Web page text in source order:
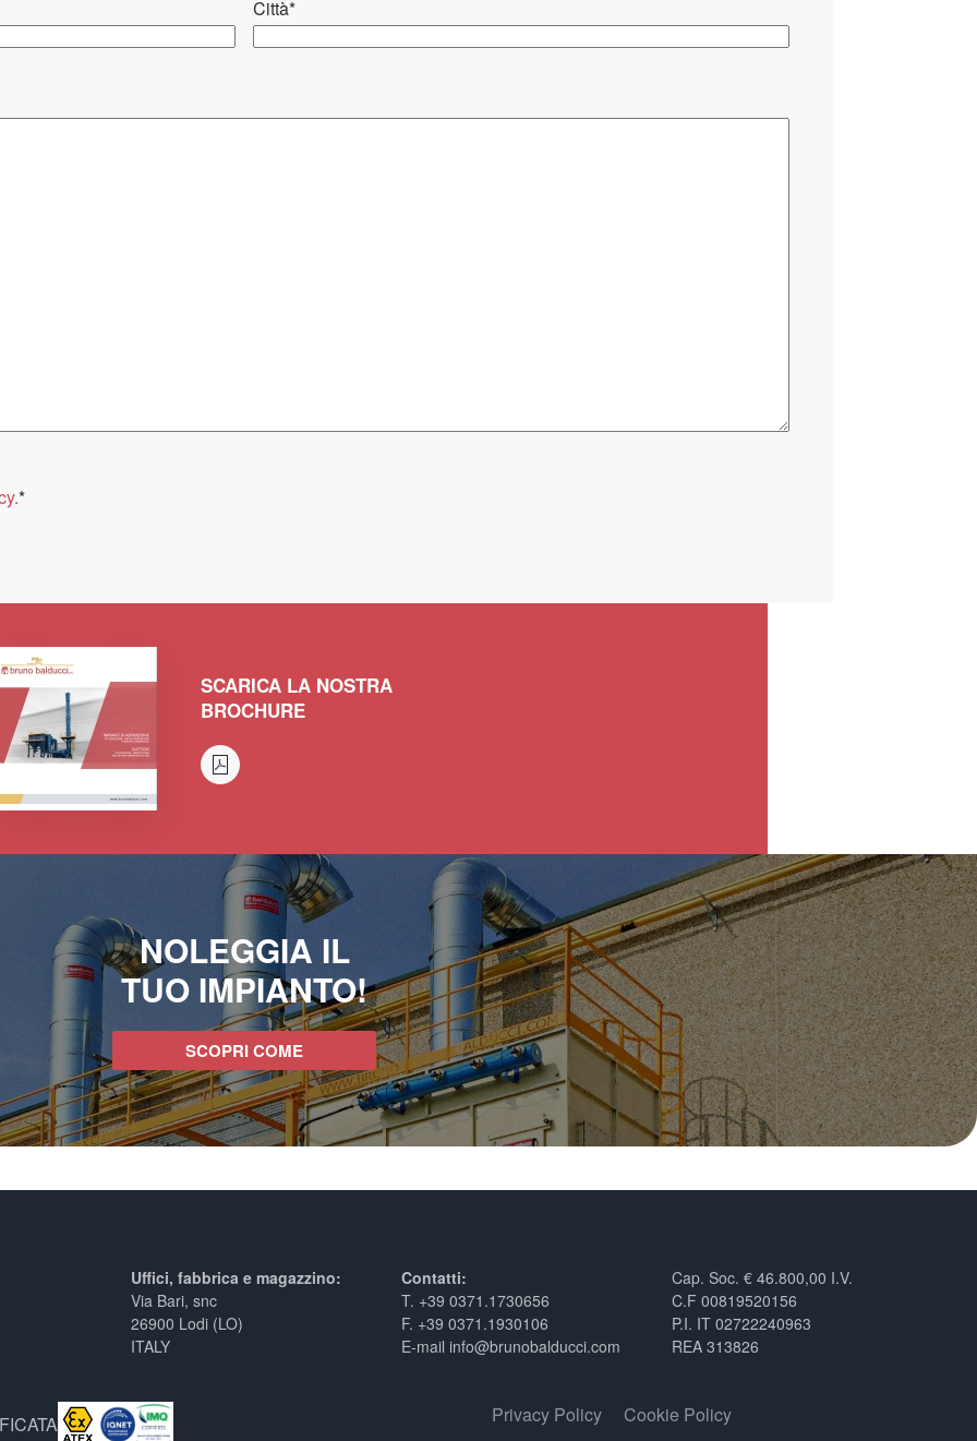
Città*
*
SCARICA LA NOSTRA
BROCHURE
NOLEGGIA IL
TUO IMPIANTO!
SCOPRI COME
Uffici, fabbrica e magazzino:
Via Bari, snc
26900 Lodi (LO)
ITALY
Contatti:
T. +39 0371.1730656
F. +39 0371.1930106
E-mail info@brunobalducci.com
Cap. Soc. € 46.800,00 I.V.
C.F 00819520156
P.I. IT 02722240963
REA 313826
Privacy Policy Cookie Policy